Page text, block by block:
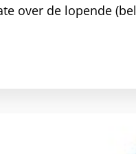
over de lopende